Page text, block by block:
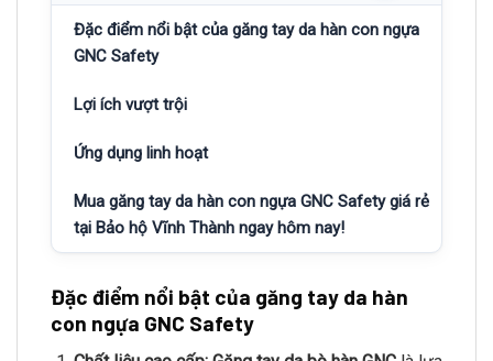
Đặc điểm nổi bật của găng tay da hàn con ngựa
GNC Safety
Lợi ích vượt trội
Ứng dụng linh hoạt
Mua găng tay da hàn con ngựa GNC Safety giá rẻ
tại Bảo hộ Vĩnh Thành ngay hôm nay!
Đặc điểm nổi bật của găng tay da hàn
con ngựa GNC Safety